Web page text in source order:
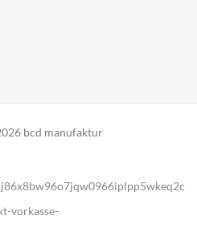
bcd manufaktur